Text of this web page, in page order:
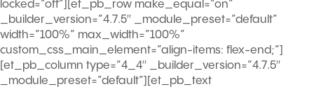
locked=”off”][et_pb_row make_equal=”on”
_builder_version=”4.7.5″ _module_preset=”default”
width=”100%” max_width=”100%”
custom_css_main_element=”align-items: flex-end;”]
[et_pb_column type=”4_4″ _builder_version=”4.7.5″
_module_preset=”default”][et_pb_text